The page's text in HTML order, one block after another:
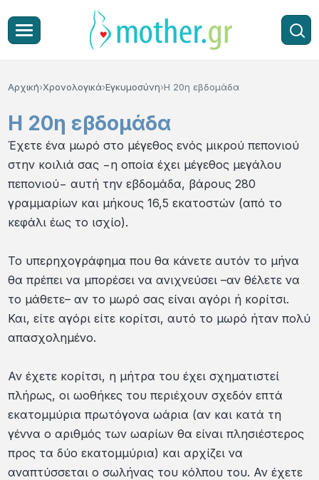
Αρχική Χρονολογικά Εγκυμοσύνη Η 20η εβδομάδα
Η 20η εβδομάδα
Έχετε ένα μωρό στο μέγεθος ενός μικρού πεπονιού
στην κοιλιά σας −η οποία έχει μέγεθος μεγάλου
πεπονιού− αυτή την εβδομάδα, βάρους 280
γραμμαρίων και μήκους 16,5 εκατοστών (από το
κεφάλι έως το ισχίο).
Το υπερηχογράφημα που θα κάνετε αυτόν το μήνα
θα πρέπει να μπορέσει να ανιχνεύσει –αν θέλετε να
το μάθετε– αν το μωρό σας είναι αγόρι ή κορίτσι.
Και, είτε αγόρι είτε κορίτσι, αυτό το μωρό ήταν πολύ
απασχολημένο.
Αν έχετε κορίτσι, η μήτρα του έχει σχηματιστεί
πλήρως, οι ωοθήκες του περιέχουν σχεδόν επτά
εκατομμύρια πρωτόγονα ωάρια (αν και κατά τη
γέννα ο αριθμός των ωαρίων θα είναι πλησιέστερος
προς τα δύο εκατομμύρια) και αρχίζει να
αναπτύσσεται ο σωλήνας του κόλπου του. Αν έχετε